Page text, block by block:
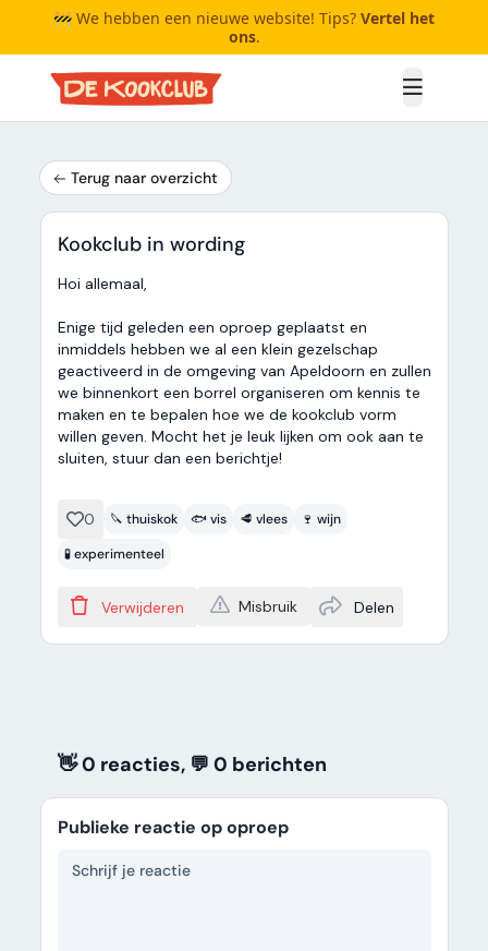
🚧 We hebben een nieuwe website! Tips? Vertel het
ons.
Open
Terug naar overzicht
Kookclub in wording
Hoi allemaal,
Enige tijd geleden een oproep geplaatst en
inmiddels hebben we al een klein gezelschap
geactiveerd in de omgeving van Apeldoorn en zullen
we binnenkort een borrel organiseren om kennis te
maken en te bepalen hoe we de kookclub vorm
willen geven. Mocht het je leuk lijken om ook aan te
sluiten, stuur dan een berichtje!
0 🔪 thuiskok 🐟 vis 🥩 vlees
🍷 wijn
🧪 experimenteel
Verwijderen Misbruik Delen
👋 0 reacties, 💬 0 berichten
Publieke reactie op oproep